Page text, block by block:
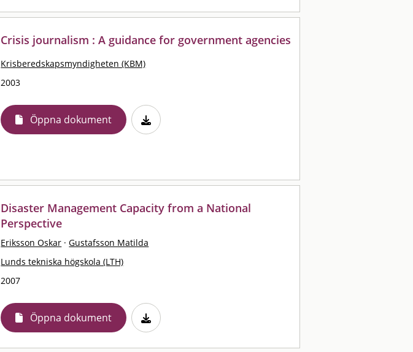
Crisis journalism : A guidance for government agencies
Krisberedskapsmyndigheten (KBM)
2003
Öppna dokument
Disaster Management Capacity from a National
Perspective
Eriksson Oskar · Gustafsson Matilda
Lunds tekniska högskola (LTH)
2007
Öppna dokument